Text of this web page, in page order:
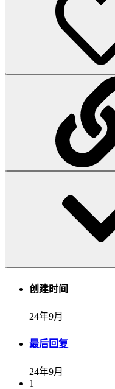
创建时间
24年9月
最后回复
24年9月
1